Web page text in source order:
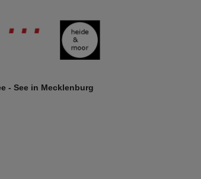
- See in Mecklenburg